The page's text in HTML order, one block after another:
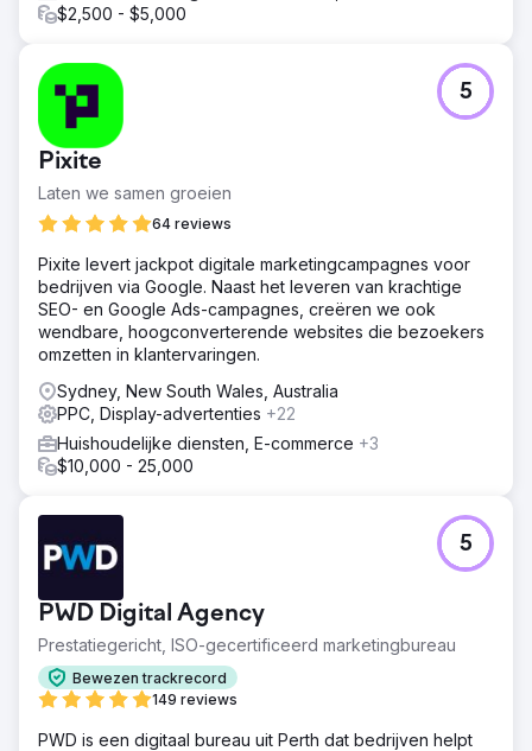
$2,500 - $5,000
Pixite
Laten we samen groeien
64 reviews
5
Pixite levert jackpot digitale marketingcampagnes voor
bedrijven via Google. Naast het leveren van krachtige
SEO- en Google Ads-campagnes, creëren we ook
wendbare, hoogconverterende websites die bezoekers
omzetten in klantervaringen.
Sydney, New South Wales, Australia
PPC, Display-advertenties +22
Huishoudelijke diensten, E-commerce +3
$10,000 - 25,000
PWD Digital Agency
Prestatiegericht, ISO-gecertificeerd marketingbureau
Bewezen trackrecord
149 reviews
5
PWD is een digitaal bureau uit Perth dat bedrijven helpt